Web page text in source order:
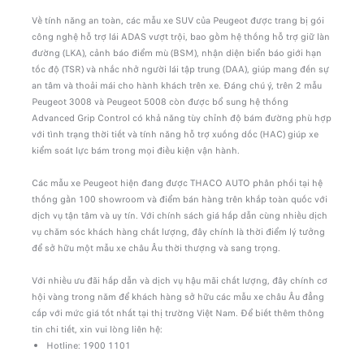
Về tính năng an toàn, các mẫu xe SUV của Peugeot được trang bị gói
công nghệ hỗ trợ lái ADAS vượt trội, bao gồm hệ thống hỗ trợ giữ làn
đường (LKA), cảnh báo điểm mù (BSM), nhận diện biển báo giới hạn
tốc độ (TSR) và nhắc nhở người lái tập trung (DAA), giúp mang đến sự
an tâm và thoải mái cho hành khách trên xe. Đáng chú ý, trên 2 mẫu
Peugeot 3008 và Peugeot 5008 còn được bổ sung hệ thống
Advanced Grip Control có khả năng tùy chỉnh độ bám đường phù hợp
với tình trạng thời tiết và tính năng hỗ trợ xuống dốc (HAC) giúp xe
kiểm soát lực bám trong mọi điều kiện vận hành.
Các mẫu xe Peugeot hiện đang được THACO AUTO phân phối tại hệ
thống gần 100 showroom và điểm bán hàng trên khắp toàn quốc với
dịch vụ tận tâm và uy tín. Với chính sách giá hấp dẫn cùng nhiều dịch
vụ chăm sóc khách hàng chất lượng, đây chính là thời điểm lý tưởng
để sở hữu một mẫu xe châu Âu thời thượng và sang trọng.
Với nhiều ưu đãi hấp dẫn và dịch vụ hậu mãi chất lượng, đây chính cơ
hội vàng trong năm để khách hàng sở hữu các mẫu xe châu Âu đẳng
cấp với mức giá tốt nhất tại thị trường Việt Nam. Để biết thêm thông
tin chi tiết, xin vui lòng liên hệ:
Hotline: 1900 1101